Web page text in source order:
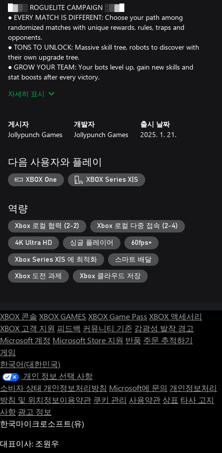
█▓▒░ ROGUELITE CAMPAIGN ░▒▓█
● EVERY MATCH IS DIFFERENT: Choose your path among
randomized matches with unique rewards, rules, traps and
opponents.
● TONS TO UNLOCK: Massive skill tree, robots to discover with
their own upgrade tree.
● GROW YOUR TEAM: Your bots level up, gain new skills and
stat boosts after every victory.
DUNK is the meaning of life.
█▓▒░ SATISFYING ROBOSPORT ░▒▓█
field and press just at the right time to explode the hoop.
● POWERFUL WEAPONS: Ram the enemy or shoot them with
unique weapons, from classic lasers to falling pans and shock
rings.
upgrades that change the game at every round: double jumps,
shocking passes, ammo multipliers and more.
● STAGE HAZARDS: Avoid or exploit stage dangers like spiky
rollers, tornados, jump pads and meteors.
● LOCAL MULTIPLAYER for 1-4 people.
자세히 표시
게시자
Jollypunch Games
개발자
Jollypunch Games
출시 날짜
2025. 1. 21.
다음 사용자와 플레이
XBOX One XBOX Series X|S
역량
Xbox 로컬 협력 (2-2) Xbox 로컬 다중 접속 (2-4)
4K Ultra HD 싱글 플레이어 60fps+
Xbox Series X|S 에 최적화 스마트 배달
Xbox 도전 과제 Xbox 클라우드 저장
XBOX 콘솔 XBOX GAMES XBOX Game Pass XBOX 액세서리
XBOX 고객 지원 피드백 커뮤니티 기준 감광성 발작 경고
Microsoft 계정 Microsoft Store 지원 반품 주문 추적하기
게임
한국어(대한민국)
개인 정보 선택 사항
소비자 상태 개인정보처리방침 Microsoft에 문의 개인정보처리
방침 및 위치정보이용약관 쿠키 관리 사용약관 상표 타사 고지
사항 광고 정보
한국마이크로소프트(유)
대표이사: 조원우